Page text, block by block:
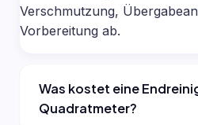
Verschmutzung,
Vorbereitung ab.
Was kostet eine
Quadratmeter?